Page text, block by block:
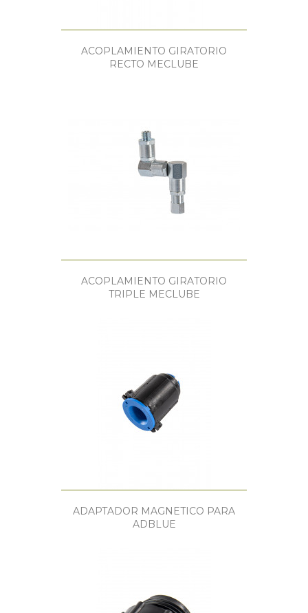
ACOPLAMIENTO GIRATORIO
RECTO MECLUBE
ACOPLAMIENTO GIRATORIO
TRIPLE MECLUBE
ADAPTADOR MAGNETICO PARA
ADBLUE